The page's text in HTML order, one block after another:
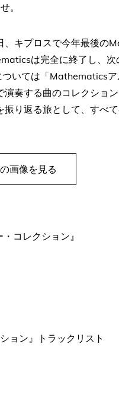
。
キプロスで今年最後の
は完全に終了し、次
いては「Mathematics
奏する曲のコレクショ
り返る旅として、すべ
画像を見る
コレクション』
ョン』トラックリスト